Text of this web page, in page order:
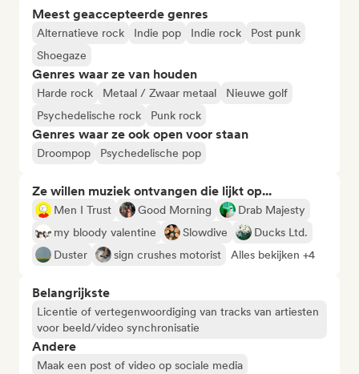
Meest geaccepteerde genres
Alternatieve rock Indie pop Indie rock
Post punk
Shoegaze
Genres waar ze van houden
Harde rock Metaal / Zwaar metaal
Nieuwe golf
Psychedelische rock
Punk rock
Genres waar ze ook open voor staan
Droompop Psychedelische pop
Ze willen muziek ontvangen die lijkt op...
Men I Trust Good Morning
Drab Majesty
my bloody valentine
Slowdive
Ducks Ltd.
Duster
sign crushes motorist Alles bekijken +4
Belangrijkste
Licentie of vertegenwoordiging van tracks van artiesten
voor beeld/video synchronisatie
Andere
Maak een post of video op sociale media